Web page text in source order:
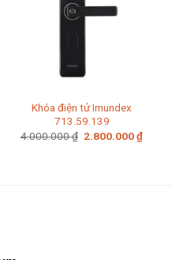
Khóa điện tử Imundex
713.59.139
4.000.000₫ Giá
2.800.000₫Giá